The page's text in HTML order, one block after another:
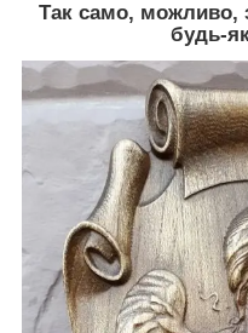
Так само, можливо,
будь-